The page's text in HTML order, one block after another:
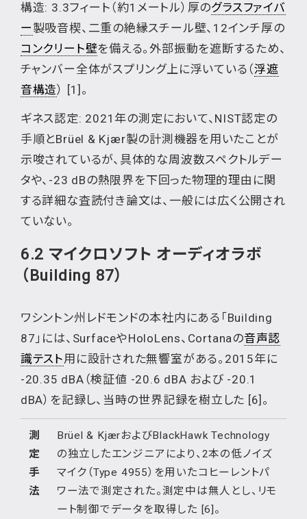
構造: 3.3フィート（約1メートル）厚のグラスファイバ
ー 製吸音楔、二重の絶縁スチール壁、12インチ厚の
コンクリート壁を備える。外部振動を遮断するため、
チャンバー全体がスプリング上に浮いている（浮遮
音構造） [1]。
ギネス認定: 2021年の測定において、NIST認定の
手順とBrüel & Kjær製の計測機器を用いたことが
示唆されているが、具体的な周波数スペクトルデー
タや、-23 dBの熱限界を下回った物理的理由に関
する詳細な査読付き論文は、一般には広く公開され
ていない。
6.2 マイクロソフト オーディオラボ
（Building 87）
ワシントン州レドモンドの本社内にある「Building
87」には、SurfaceやHoloLens、Cortanaの音声認
識テスト用に設計された無響室がある。2015年に
-20.35 dBA（検証値 -20.6 dBA および -20.1
dBA）を記録し、当時の世界記録を樹立した [6]。
測
定
手
法
Brüel & KjærおよびBlackHawk Technology
の独立したエンジニアにより、2本の低ノイズ
マイク（Type 4955）を用いたコヒーレントパ
ワー法で測定された。測定中は無人とし、リモ
ート制御でデータを取得した [6]。